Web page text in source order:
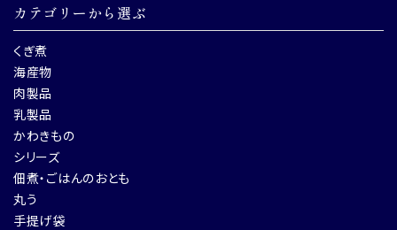
カテゴリーから選ぶ
くぎ煮
海産物
肉製品
乳製品
かわきもの
シリーズ
佃煮・ごはんのおとも
丸う
手提げ袋